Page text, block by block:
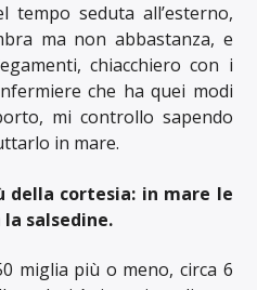
seduta all’esterno,
ma non abbastanza, e
chiacchiero con i
che ha quei modi
mi controllo sapendo
in mare.
della cortesia: in mare le
la salsedine.
miglia più o meno, circa 6